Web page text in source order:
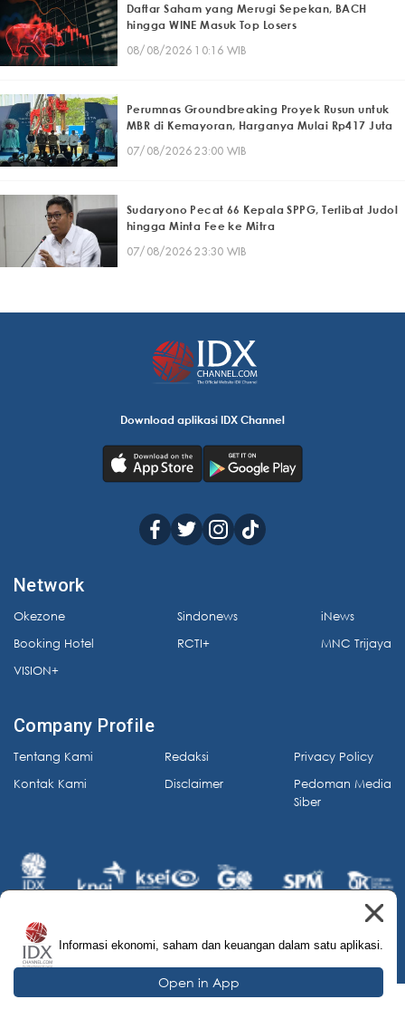
Daftar Saham yang Merugi Sepekan, BACH
hingga WINE Masuk Top Losers
08/08/2026 10:16 WIB
Perumnas Groundbreaking Proyek Rusun untuk
MBR di Kemayoran, Harganya Mulai Rp417 Juta
07/08/2026 23:00 WIB
Sudaryono Pecat 66 Kepala SPPG, Terlibat Judol
hingga Minta Fee ke Mitra
07/08/2026 23:30 WIB
Download aplikasi IDX Channel
Network
Okezone
Booking Hotel
VISION+
Sindonews
RCTI+
iNews
MNC Trijaya
Company Profile
Tentang Kami
Kontak Kami
Redaksi
Disclaimer
Privacy Policy
Pedoman Media
Siber
© 2026 IDX Channel. All Rights Reserved.
Informasi ekonomi, saham dan keuangan dalam satu aplikasi.
Open in App